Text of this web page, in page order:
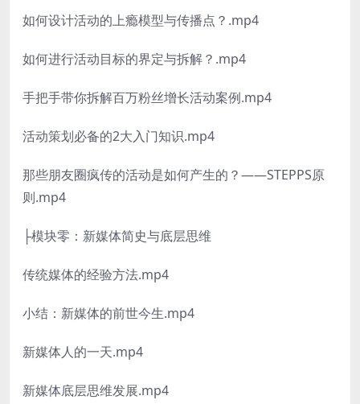
如何设计活动的上瘾模型与传播点？.mp4
如何进行活动目标的界定与拆解？.mp4
手把手带你拆解百万粉丝增长活动案例.mp4
活动策划必备的2大入门知识.mp4
那些朋友圈疯传的活动是如何产生的？——STEPPS原
则.mp4
├模块零：新媒体简史与底层思维
传统媒体的经验方法.mp4
小结：新媒体的前世今生.mp4
新媒体人的一天.mp4
新媒体底层思维发展.mp4